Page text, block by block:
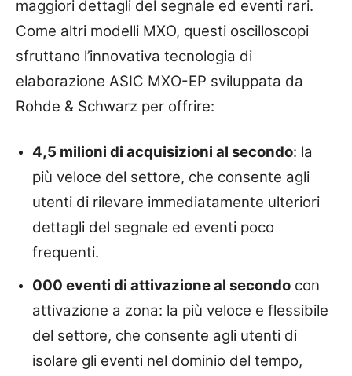
maggiori dettagli del segnale ed eventi rari.
Come altri modelli MXO, questi oscilloscopi
sfruttano l’innovativa tecnologia di
elaborazione ASIC MXO-EP sviluppata da
Rohde & Schwarz per offrire:
4,5 milioni di acquisizioni al secondo: la
più veloce del settore, che consente agli
utenti di rilevare immediatamente ulteriori
dettagli del segnale ed eventi poco
frequenti.
000 eventi di attivazione al secondo con
attivazione a zona: la più veloce e flessibile
del settore, che consente agli utenti di
isolare gli eventi nel dominio del tempo,